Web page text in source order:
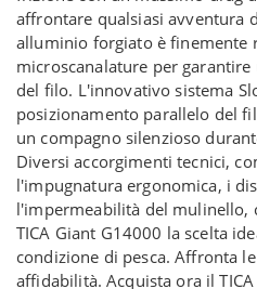
affrontare qualsiasi avventura
alluminio forgiato è finemente
microscanalature per
del filo. L'innovativo sistema
posizionamento parallelo del
un compagno silenzioso
Diversi accorgimenti tecnici,
l'impugnatura ergonomica, i
l'impermeabilità del mulinello,
TICA Giant G14000 la scelta
condizione di pesca. Affronta
affidabilità. Acquista ora il